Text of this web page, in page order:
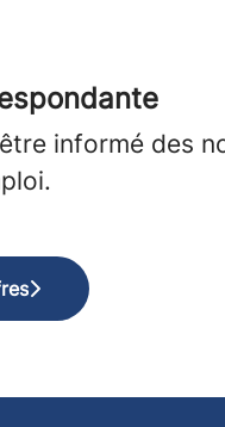
informé des